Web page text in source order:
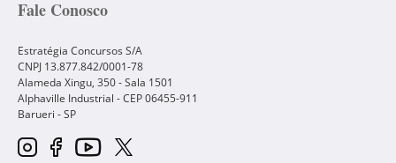
Fale Conosco
Estratégia Concursos S/A
CNPJ 13.877.842/0001-78
Alameda Xingu, 350 - Sala 1501
Alphaville Industrial - CEP06455-911
Barueri -SP